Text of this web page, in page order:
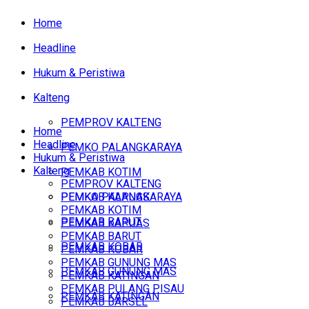
Home
Headline
Hukum & Peristiwa
Kalteng
PEMPROV KALTENG
PEMKO PALANGKARAYA
PEMKAB KOTIM
PEMKAB KAPUAS
PEMKAB BARUT
PEMKAB KOBAR
PEMKAB GUNUNG MAS
PEMKAB KATINGAN
Home
Headline
Hukum & Peristiwa
Kalteng
PEMPROV KALTENG
PEMKO PALANGKARAYA
PEMKAB KOTIM
PEMKAB KAPUAS
PEMKAB BARUT
PEMKAB KOBAR
PEMKAB GUNUNG MAS
PEMKAB KATINGAN
PEMKAB PULANG PISAU
PEMKAB BARSEL